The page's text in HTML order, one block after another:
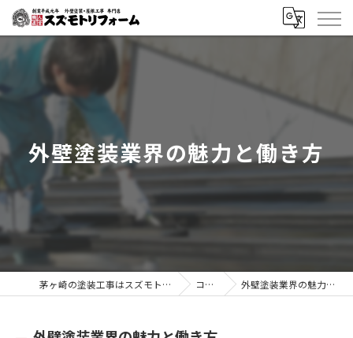
外壁塗装業界の魅力と働き方
茅ヶ崎の塗装工事はスズモトリフォーム コラム 外壁塗装業界の魅力と働き方